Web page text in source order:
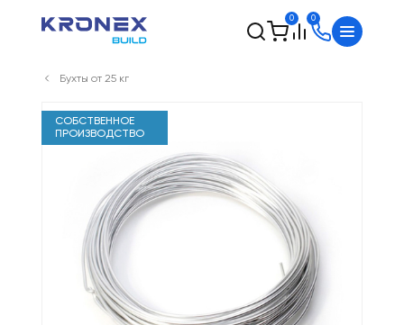
0 0
Бухты от 25 кг
СОБСТВЕННОЕ
ПРОИЗВОДСТВО